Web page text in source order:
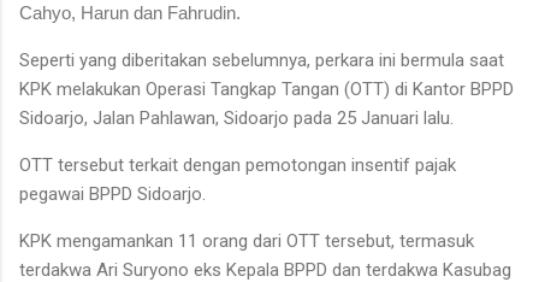
Cahyo, Harun dan Fahrudin.
Seperti yang diberitakan sebelumnya, perkara ini bermula saat
KPK melakukan Operasi Tangkap Tangan (OTT) di Kantor BPPD
Sidoarjo, Jalan Pahlawan, Sidoarjo pada 25 Januari lalu.
OTT tersebut terkait dengan pemotongan insentif pajak
pegawai BPPD Sidoarjo.
KPK mengamankan 11 orang dari OTT tersebut, termasuk
terdakwa Ari Suryono eks Kepala BPPD dan terdakwa Kasubag